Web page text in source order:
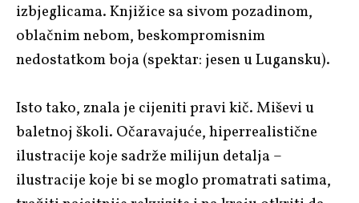
izbjeglicama. Knjižice sa sivom pozadinom,
oblačnim nebom, beskompromisnim
nedostatkom boja (spektar: jesen u Lugansku).
Isto tako, znala je cijeniti pravi kič. Miševi u
baletnoj školi. Očaravajuće, hiperrealistične
ilustracije koje sadrže milijun detalja –
ilustracije koje bi se moglo promatrati satima,